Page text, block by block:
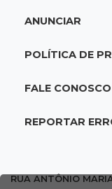
Natural Pérola
Pantaneiro
de menores
ANUNCIAR
POLÍTICA DE
FALE CONOSCO
REPORTAR
RUA ANTÔNIO